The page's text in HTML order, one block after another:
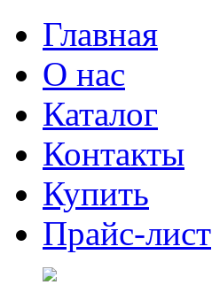
Главная
О нас
Каталог
Контакты
Купить
Прайс-лист